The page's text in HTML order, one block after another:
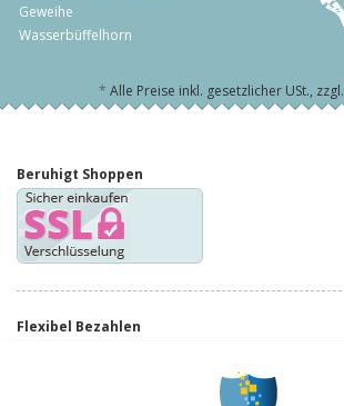
Geweihe
Wasserbüffelhorn
* Alle Preise inkl. gesetzlicher USt., zzgl.
Beruhigt Shoppen
Flexibel Bezahlen